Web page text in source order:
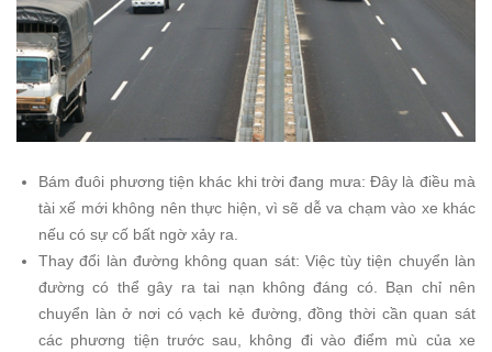
Bám đuôi phương tiện khác khi trời đang mưa: Đây là điều mà
tài xế mới không nên thực hiện, vì sẽ dễ va chạm vào xe khác
nếu có sự cố bất ngờ xảy ra.
Thay đổi làn đường không quan sát: Việc tùy tiện chuyển làn
đường có thể gây ra tai nạn không đáng có. Bạn chỉ nên
chuyển làn ở nơi có vạch kẻ đường, đồng thời cần quan sát
các phương tiện trước sau, không đi vào điểm mù của xe